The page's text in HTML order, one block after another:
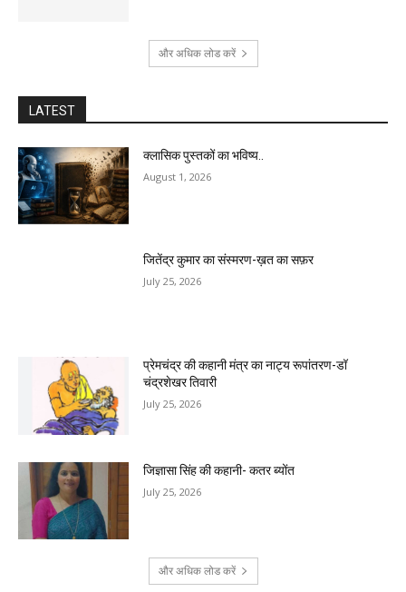
और अधिक लोड करें
LATEST
क्लासिक पुस्तकों का भविष्य..
August 1, 2026
जितेंद्र कुमार का संस्मरण-ख़त का सफ़र
July 25, 2026
प्रेमचंद्र की कहानी मंत्र का नाट्य रूपांतरण-डॉ
चंद्रशेखर तिवारी
July 25, 2026
जिज्ञासा सिंह की कहानी- कतर ब्योंत
July 25, 2026
और अधिक लोड करें